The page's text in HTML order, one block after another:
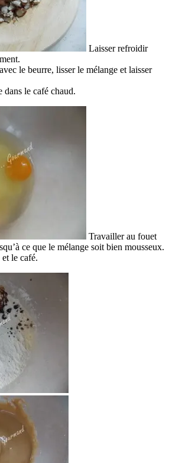
Laisser refroidir
le beurre, lisser le mélange et laisser
dans le café chaud.
Travailler au fouet
ce que le mélange soit bien mousseux.
le café.